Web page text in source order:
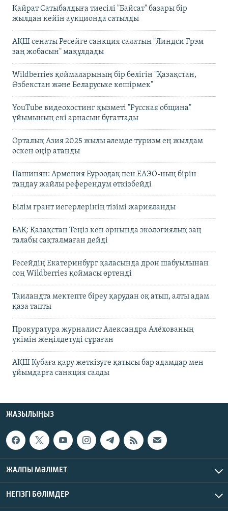
Қайрат Сатыбалдыға тиесілі "Байсат" базары бір
жылдан кейін аукционда сатылды
АҚШ сенаты Ресейге санкция салатын "Линдси Грэм
заң жобасын" мақұлдады
Wildberries қоймаларының бір бөлігін "Қазақстан,
Өзбекстан және Беларуське көшірмек"
YouTube видеохостинг қызметі "Русская община"
ұйымының екі арнасын бұғаттады
Орталық Азия 2025 жылы әлемде туризм ең жылдам
өскен өңір атанды
Пашинян: Армения Еуроодақ пен ЕАЭО-ның бірін
таңдау жайлы референдум өткізбейді
Білім грант иегерлерінің тізімі жарияланды
БАҚ: Қазақстан Теңіз кен орнында экологиялық заң
талабы сақталмаған дейді
Ресейдің Екатеринбург қаласында дрон шабуылынан
соң Wildberries қоймасы өртенді
Таиландта мектепте біреу қарудан оқ атып, алты адам
қаза тапты
Прокуратура журналист Александра Алёхованың
үкімін жеңілдетуді сұраған
АҚШ Кубаға қару жеткізуге қатысы бар адамдар мен
ұйымдарға санкция салды
ЖАЗЫЛЫҢЫЗ
ЖАЛПЫ МӘЛІМЕТ
НЕГІЗГІ БӨЛІМДЕР